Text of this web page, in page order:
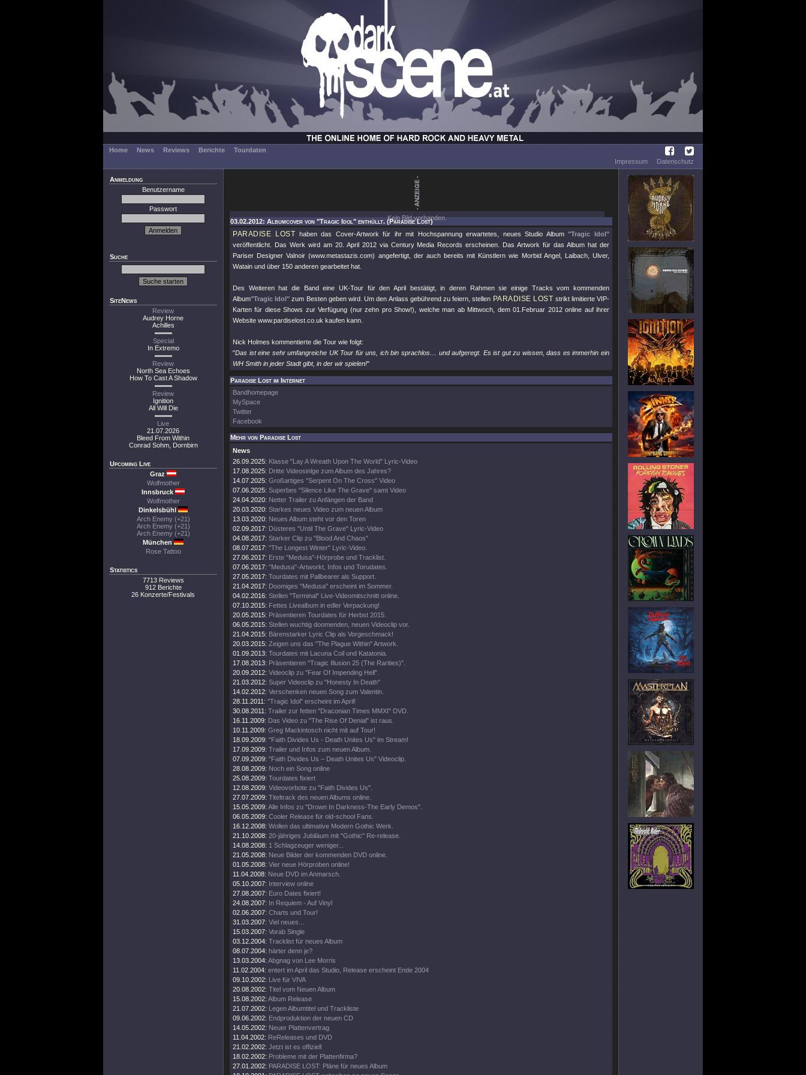
Home News Reviews Berichte
Tourdaten
Impressum
Datenschutz
Anmeldung
Benutzername
Passwort
Suche
SiteNews
Review
Audrey Horne
Achilles
Special
In Extremo
Review
North Sea Echoes
How To Cast A Shadow
Review
Ignition
All Will Die
Live
21.07.2026
Bleed From Within
Conrad Sohm, Dornbirn
Upcoming Live
Graz
Wolfmother
Innsbruck
Wolfmother
Dinkelsbühl
Arch Enemy (+21)
Arch Enemy (+21)
Arch Enemy (+21)
München
Rose Tattoo
Statistics
7713 Reviews
912 Berichte
26 Konzerte/Festivals
Kein Bild vorhanden.
03.02.2012: Albumcover von "Tragic Idol" enthüllt. (Paradise Lost)
PARADISE LOST haben das Cover-Artwork für ihr mit Hochspannung erwartetes, neues Studio Album"Tragic Idol"
veröffentlicht. Das Werk wird am 20. April 2012 via Century Media Records erscheinen. Das Artwork für das Album hat der
Pariser Designer Valnoir (www.metastazis.com) angefertigt, der auch bereits mit Künstlern wie Morbid Angel, Laibach, Ulver,
Watain und über 150 anderen gearbeitet hat.
Des Weiteren hat die Band eine UK-Tour für den April bestätigt, in deren Rahmen sie einige Tracks vom kommenden
Album"Tragic Idol" zum Besten geben wird. Um den Anlass gebührend zu feiern, stellen PARADISE LOST strikt limitierte VIP-
Karten für diese Shows zur Verfügung (nur zehn pro Show!), welche man ab Mittwoch, dem 01.Februar 2012 online auf ihrer
Website www.pardiselost.co.uk kaufen kann.
Nick Holmes kommentierte die Tour wie folgt:
"Das ist eine sehr umfangreiche UK Tour für uns, ich bin sprachlos… und aufgeregt. Es ist gut zu wissen, dass es immerhin ein
WH Smith in jeder Stadt gibt, in der wir spielen!"
Paradise Lost im Internet
Bandhomepage
MySpace
Twitter
Facebook
Mehr von Paradise Lost
News
26.09.2025: Klasse "Lay A Wreath Upon The World" Lyric-Video
17.08.2025: Dritte Videosinlge zum Album des Jahres?
14.07.2025: Großartiges "Serpent On The Cross" Video
07.06.2025: Superbes "Silence Like The Grave" samt Video
24.04.2020: Netter Trailer zu Anfängen der Band
20.03.2020: Starkes neues Video zum neuen Album
13.03.2020: Neues Album steht vor den Toren
02.09.2017: Düsteres "Until The Grave" Lyric-Video
04.08.2017: Starker Clip zu "Blood And Chaos"
08.07.2017: "The Longest Winter" Lyric-Video.
27.06.2017: Erste "Medusa"-Hörprobe und Tracklist.
07.06.2017: "Medusa"-Artworkt, Infos und Torudates.
27.05.2017: Tourdates mit Pallbearer als Support.
21.04.2017: Doomiges "Medusa" erscheint im Sommer.
04.02.2016: Stellen "Terminal" Live-Videomitschnitt online.
07.10.2015: Fettes Livealbum in edler Verpackung!
20.05.2015: Präsentieren Tourdates für Herbst 2015.
06.05.2015: Stellen wuchtig doomenden, neuen Videoclip vor.
21.04.2015: Bärenstarker Lyric Clip als Vorgeschmack!
20.03.2015: Zeigen uns das "The Plague Within" Artwork.
01.09.2013: Tourdates mit Lacuna Coil und Katatonia.
17.08.2013: Präsentieren "Tragic Illusion 25 (The Rarities)".
20.09.2012: Videoclip zu "Fear Of Impending Hell".
21.03.2012: Super Videoclip zu "Honesty In Death"
14.02.2012: Verschenken neuen Song zum Valentin.
28.11.2011: "Tragic Idol" erscheint im April!
30.08.2011: Trailer zur fetten "Draconian Times MMXI" DVD.
16.11.2009: Das Video zu "The Rise Of Denial" ist raus.
10.11.2009: Greg Mackintosch nicht mit auf Tour!
18.09.2009: "Faith Divides Us - Death Unites Us" im Stream!
17.09.2009: Trailer und Infos zum neuen Album.
07.09.2009: "Faith Divides Us – Death Unites Us" Videoclip.
28.08.2009: Noch ein Song online
25.08.2009: Tourdates fixiert
12.08.2009: Videovorbote zu "Faith Divides Us".
27.07.2009: Titeltrack des neuen Albums online.
15.05.2009: Alle Infos zu "Drown In Darkness-The Early Demos".
06.05.2009: Cooler Release für old-school Fans.
16.12.2008: Wollen das ultimative Modern Gothic Werk.
21.10.2008: 20-jähriges Jubiläum mit "Gothic" Re-release.
14.08.2008: 1 Schlagzeuger weniger...
21.05.2008: Neue Bilder der kommenden DVD online.
01.05.2008: Vier neue Hörproben online!
11.04.2008: Neue DVD im Anmarsch.
05.10.2007: Interview online
27.08.2007: Euro Dates fixiert!
24.08.2007: In Requiem - Auf Vinyl
02.06.2007: Charts und Tour!
31.03.2007: Viel neues...
15.03.2007: Vorab Single
03.12.2004: Tracklist für neues Album
08.07.2004: härter denn je?
13.03.2004: Abgnag von Lee Morris
11.02.2004: entert im April das Studio, Release erscheint Ende 2004
09.10.2002: Live für VIVA
20.08.2002: Titel vom Neuen Album
15.08.2002: Album Release
21.07.2002: Legen Albumtitel und Trackliste
09.06.2002: Endproduktion der neuen CD
14.05.2002: Neuer Plattenvertrag
11.04.2002: ReReleases und DVD
21.02.2002: Jetzt ist es offiziell
18.02.2002: Probleme mit der Plattenfirma?
27.01.2002: PARADISE LOST: Pläne für neues Album